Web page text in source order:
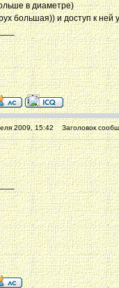
в диаметре)
большая)) и доступ к ней
2009, 15:42 Заголовок